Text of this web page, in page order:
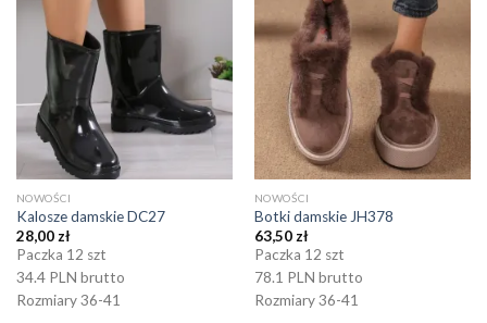
NOWOŚCI
Kalosze damskie DC27
28,00zł
Paczka 12 szt
34.4 PLN brutto
Rozmiary 36-41
NOWOŚCI
Botki damskie JH378
63,50zł
Paczka 12 szt
78.1 PLN brutto
Rozmiary 36-41